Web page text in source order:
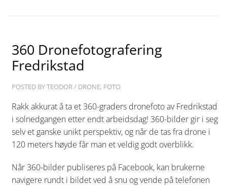
360 Dronefotografering
Fredrikstad
POSTED BYTEODOR/ DRONE, FOTO
Rakk akkurat å ta et 360-graders dronefoto av Fredrikstad
i solnedgangen etter endt arbeidsdag! 360-bilder gir i seg
selv et ganske unikt perspektiv, og når de tas fra drone i
120 meters høyde får man et veldig godt overblikk.
Når 360-bilder publiseres på Facebook, kan brukerne
navigere rundt i bildet ved å snu og vende på telefonen